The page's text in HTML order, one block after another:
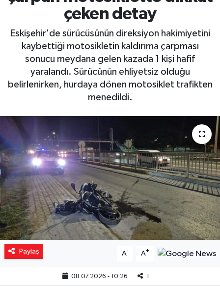
çeken detay
Eskişehir'de sürücüsünün direksiyon hakimiyetini
kaybettiği motosikletin kaldırıma çarpması
sonucu meydana gelen kazada 1 kişi hafif
yaralandı. Sürücünün ehliyetsiz olduğu
belirlenirken, hurdaya dönen motosiklet trafikten
menedildi.
Paylaş A- A+
08.07.2026 - 10:26 1
Ekonomi
Sağlık
Resmi ilanlar
Tüm Manşetler
Son Dakika Haberleri
Haber Arşivi